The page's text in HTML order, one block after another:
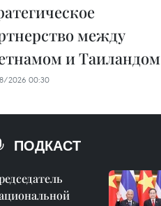
между
и Таиландом
2026 00:30
ПОДКАСТ